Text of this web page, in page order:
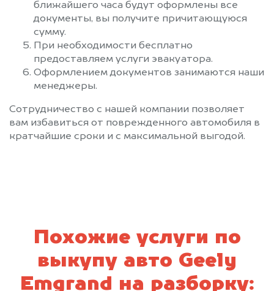
ближайшего часа будут оформлены все
документы, вы получите причитающуюся
сумму.
При необходимости бесплатно
предоставляем услуги эвакуатора.
Оформлением документов занимаются наши
менеджеры.
Сотрудничество с нашей компании позволяет
вам избавиться от поврежденного автомобиля в
кратчайшие сроки и с максимальной выгодой.
Похожие услуги по
выкупу авто Geely
Emgrand на разборку: